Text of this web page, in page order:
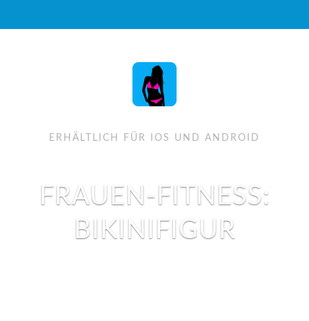
ERHÄLTLICH FÜR IOS UND ANDROID
FRAUEN-FITNESS:
BIKINIFIGUR